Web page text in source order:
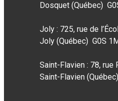
Dosquet (Québec)
Joly : 725, rue de
Joly (Québec) G0S
Saint-Flavien : 78, rue
Saint-Flavien